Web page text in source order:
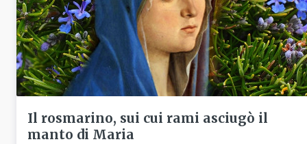
Il rosmarino, sui cui rami asciugò il
manto di Maria